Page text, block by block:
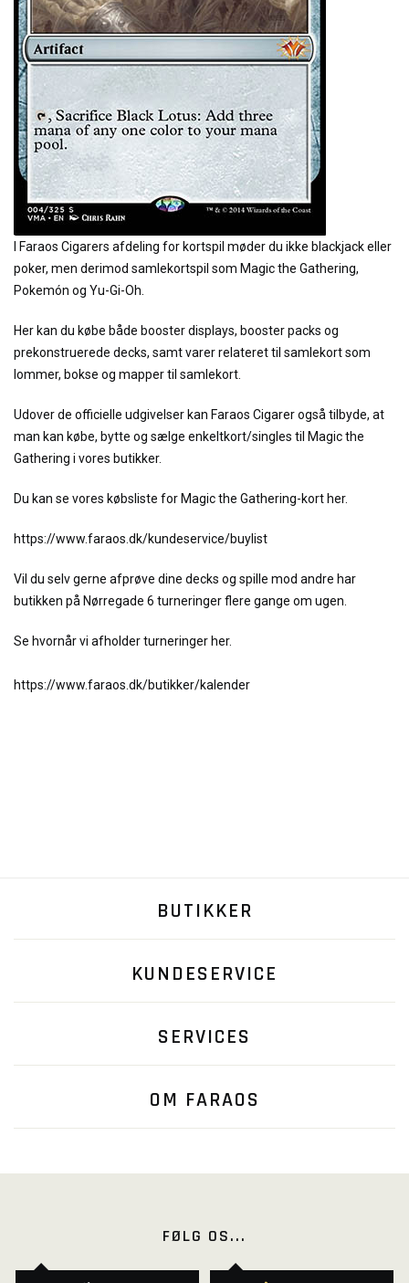
I Faraos Cigarers afdeling for kortspil møder du ikke blackjack eller
poker, men derimod samlekortspil som Magic the Gathering,
Pokemón og Yu-Gi-Oh.
Her kan du købe både booster displays, booster packs og
prekonstruerede decks, samt varer relateret til samlekort som
lommer, bokse og mapper til samlekort.
Udover de officielle udgivelser kan Faraos Cigarer også tilbyde, at
man kan købe, bytte og sælge enkeltkort/singles til Magic the
Gathering i vores butikker.
Du kan se vores købsliste for Magic the Gathering-kort her.
https://www.faraos.dk/kundeservice/buylist
Vil du selv gerne afprøve dine decks og spille mod andre har
butikken på Nørregade 6 turneringer flere gange om ugen.
Se hvornår vi afholder turneringer her.
https://www.faraos.dk/butikker/kalender
BUTIKKER
KUNDESERVICE
SERVICES
OM FARAOS
FØLG OS...